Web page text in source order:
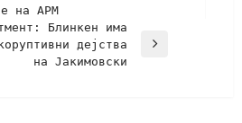
на АРМ
Блинкен има
дејства
на Јакимовски